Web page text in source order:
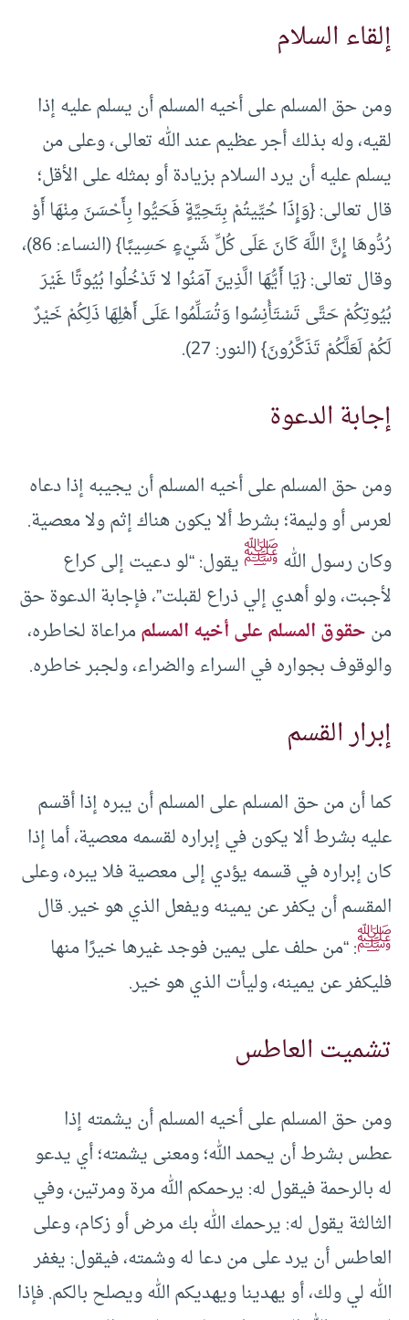
إلقاء السلام
ومن حق المسلم على أخيه المسلم أن يسلم عليه إذا
لقيه، وله بذلك أجر عظيم عند الله تعالى، وعلى من
يسلم عليه أن يرد السلام بزيادة أو بمثله على الأقل؛
قال تعالى: {وَإِذَا حُيِّيتُمْ بِتَحِيَّةٍ فَحَيُّوا بِأَحْسَنَ مِنْهَا أَوْ
رُدُّوهَا إِنَّ اللَّهَ كَانَ عَلَى كُلِّ شَيْءٍ حَسِيبًا} (النساء: 86)،
وقال تعالى: {يَا أَيُّهَا الَّذِينَ آمَنُوا لا تَدْخُلُوا بُيُوتًا غَيْرَ
بُيُوتِكُمْ حَتَّى تَسْتَأْنِسُوا وَتُسَلِّمُوا عَلَى أَهْلِهَا ذَلِكُمْ خَيْرٌ
لَكُمْ لَعَلَّكُمْ تَذَكَّرُونَ} (النور: 27).
إجابة الدعوة
ومن حق المسلم على أخيه المسلم أن يجيبه إذا دعاه
لعرس أو وليمة؛ بشرط ألا يكون هناك إثم ولا معصية.
وكان رسول اللهﷺيقول: “لو دعيت إلى كراع
لأجبت، ولو أهدي إلي ذراع لقبلت”، فإجابة الدعوة حق
منحقوق المسلم على أخيه المسلممراعاة لخاطره،
والوقوف بجواره في السراء والضراء، ولجبر خاطره.
إبرار القسم
كما أن من حق المسلم على المسلم أن يبره إذا أقسم
عليه بشرط ألا يكون في إبراره لقسمه معصية، أما إذا
كان إبراره في قسمه يؤدي إلى معصية فلا يبره، وعلى
المقسم أن يكفر عن يمينه ويفعل الذي هو خير. قال
ﷺ: “من حلف على يمين فوجد غيرها خيرًا منها
فليكفر عن يمينه، وليأت الذي هو خير.
تشميت العاطس
ومن حق المسلم على أخيه المسلم أن يشمته إذا
عطس بشرط أن يحمد الله؛ ومعنى يشمته؛ أي يدعو
له بالرحمة فيقول له: يرحمكم الله مرة ومرتين، وفي
الثالثة يقول له: يرحمك الله بك مرض أو زكام، وعلى
العاطس أن يرد على من دعا له وشمته، فيقول: يغفر
الله لي ولك، أو يهدينا ويهديكم الله ويصلح بالكم. فإذا